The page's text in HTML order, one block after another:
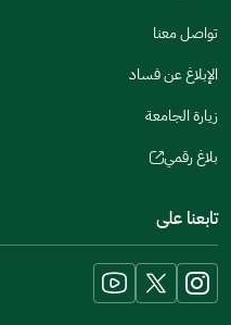
تواصل معنا
الإبلاغ عن فساد
زيارة الجامعة
بلاغ رقمي
(opens
new
window)
تابعنا على